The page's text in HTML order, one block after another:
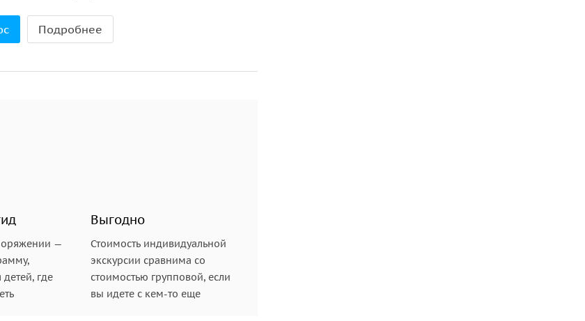
Подробнее
—
где
Выгодно
Стоимость индивидуальной
экскурсии сравнима со
стоимостью групповой, если
вы идете с кем-то еще